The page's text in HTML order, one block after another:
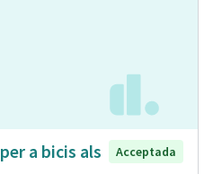
a bicis als
Acceptada